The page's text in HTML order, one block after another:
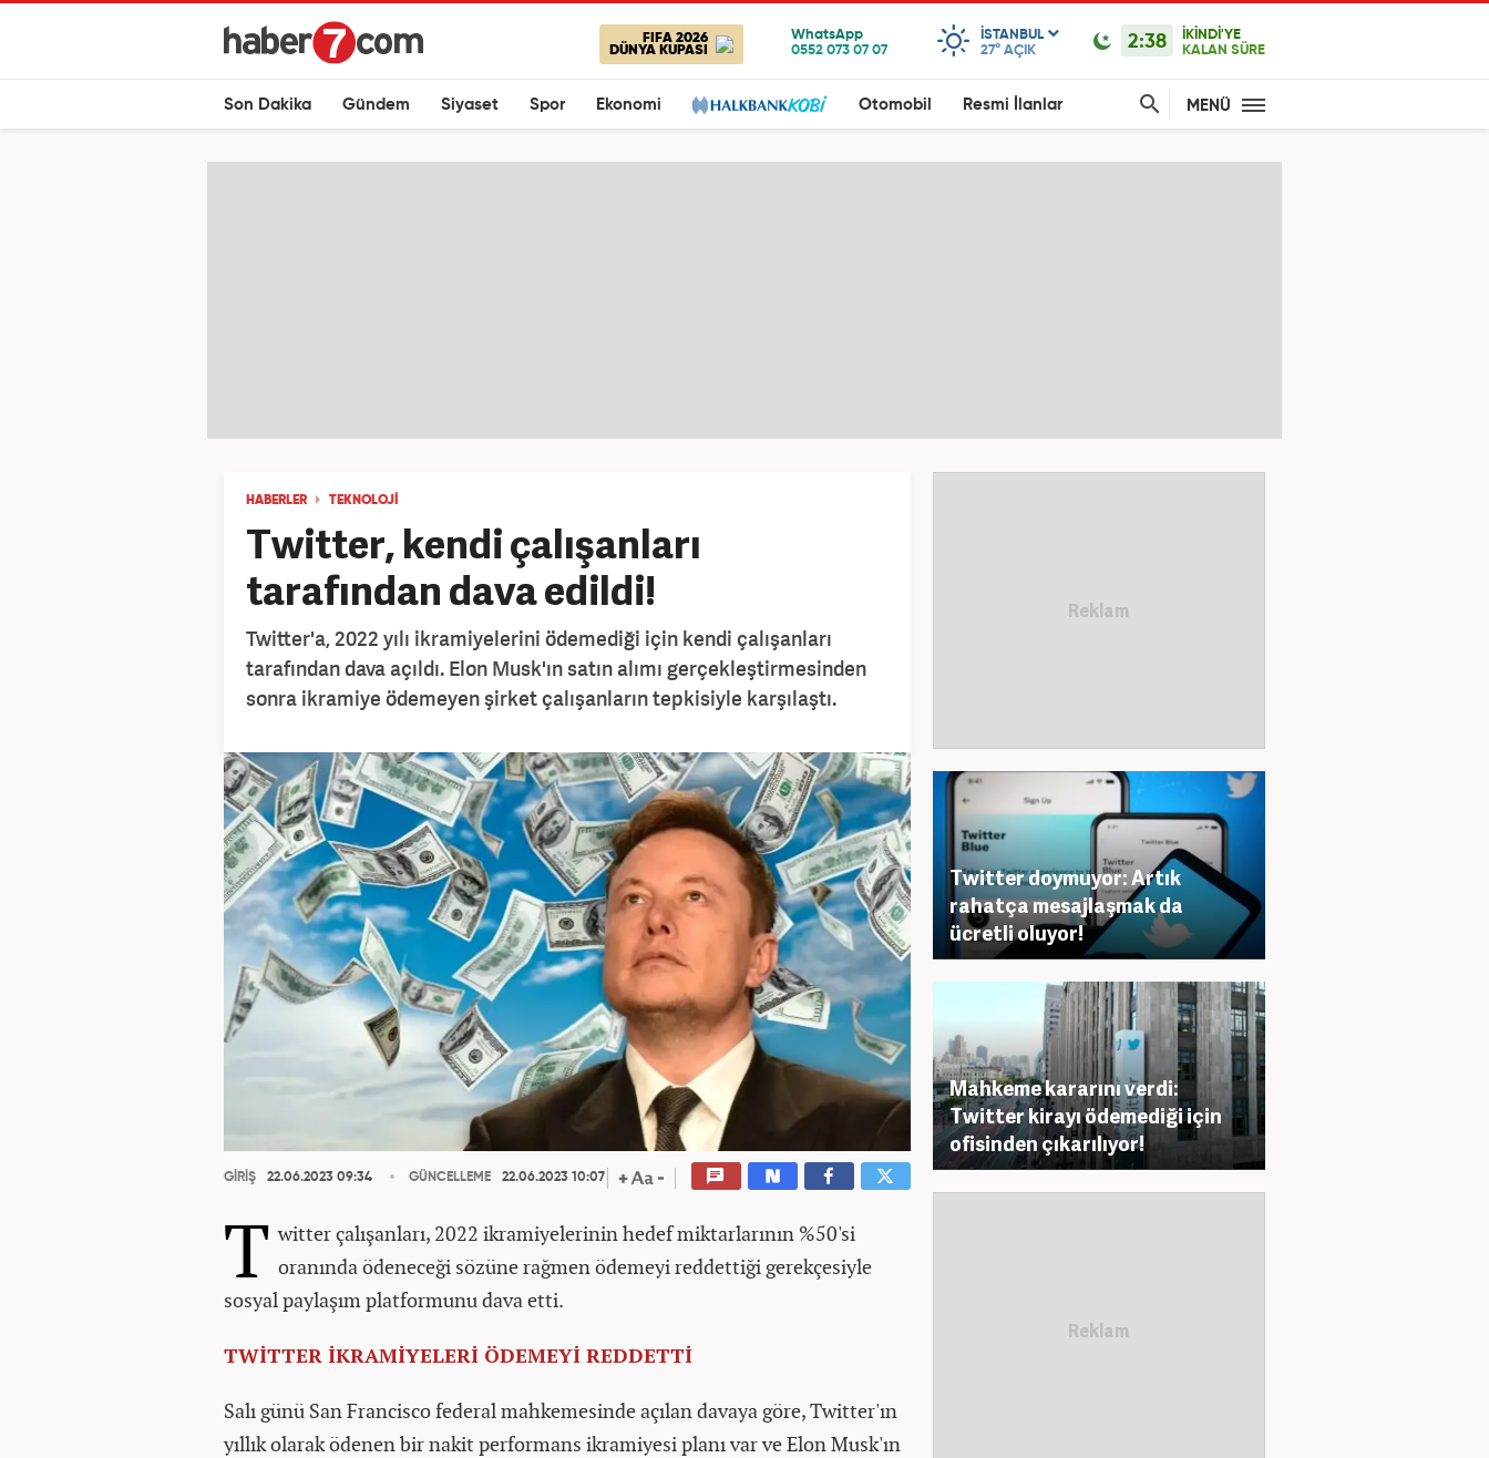
FIFA 2026
DÜNYA KUPASI
ISTANBUL
27° AÇIK 2:38
İKİNDİ'YE
KALAN SÜRE
Son Dakika Gündem Siyaset Spor Ekonomi Otomobil Resmi İlanlar MENÜ
HABERLER TEKNOLOJİ
Twitter, kendi çalışanları
tarafından dava edildi!
Twitter'a, 2022 yılı ikramiyelerini ödemediği için kendi çalışanları
tarafından dava açıldı. Elon Musk'ın satın alımı gerçekleştirmesinden
sonra ikramiye ödemeyen şirket çalışanların tepkisiyle karşılaştı.
GİRİŞ 22.06.2023 09:34 GÜNCELLEME 22.06.2023 10:07
T witter çalışanları, 2022 ikramiyelerinin hedef miktarlarının %50'si
oranında ödeneceği sözüne rağmen ödemeyi reddettiği gerekçesiyle
sosyal paylaşım platformunu dava etti.
TWİTTER İKRAMİYELERİ ÖDEMEYİ REDDETTİ
Salı günü San Francisco federal mahkemesinde açılan davaya göre, Twitter'ın
yıllık olarak ödenen bir nakit performans ikramiyesi planı var ve Elon Musk'ın
Twitter doymuyor: Artık
rahatça mesajlaşmak da
ücretli oluyor!
Mahkeme kararını verdi:
Twitter kirayı ödemediği için
ofisinden çıkarılıyor!